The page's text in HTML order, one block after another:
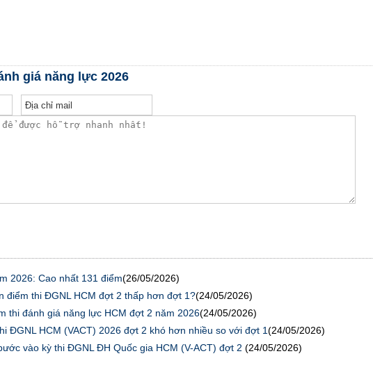
giá năng lực 2026
2026: Cao nhất 131 điểm(26/05/2026)
điểm thi ĐGNL HCM đợt 2 thấp hơn đợt 1?(24/05/2026)
thi đánh giá năng lực HCM đợt 2 năm 2026(24/05/2026)
ĐGNL HCM (VACT) 2026 đợt 2 khó hơn nhiều so với đợt 1(24/05/2026)
vào kỳ thi ĐGNL ĐH Quốc gia HCM (V-ACT) đợt 2 (24/05/2026)